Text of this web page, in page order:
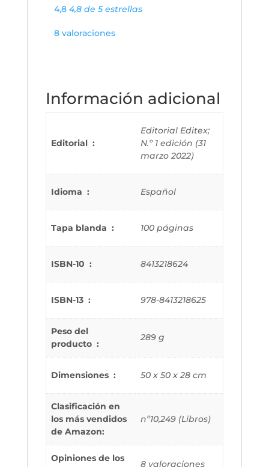
4,8 4,8 de 5 estrellas
8 valoraciones
Información adicional
Editorial ‏ : ‎
Editorial Editex;
N.º 1 edición (31
marzo 2022)
Idioma ‏ : ‎ Español
Tapa blanda ‏ : ‎ 100 páginas
ISBN-10 ‏ : ‎ 8413218624
ISBN-13 ‏ : ‎ 978-8413218625
Peso del
producto ‏ : ‎
289 g
Dimensiones ‏ : ‎ 50 x 50 x 28 cm
Clasificación en
los más vendidos
de Amazon:
nº10,249 (Libros)
Opiniones de los
8 valoraciones